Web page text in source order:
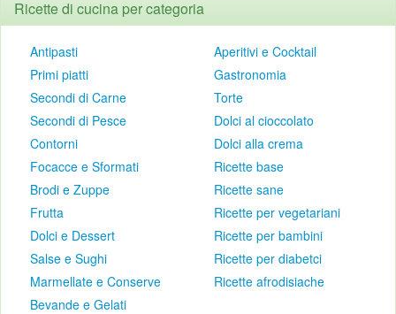
Ricette di cucina per categoria
Antipasti
Primi piatti
Secondi di Carne
Secondi di Pesce
Contorni
Focacce e Sformati
Brodi e Zuppe
Frutta
Dolci e Dessert
Salse e Sughi
Marmellate e Conserve
Bevande e Gelati
Aperitivi e Cocktail
Gastronomia
Torte
Dolci al cioccolato
Dolci alla crema
Ricette base
Ricette sane
Ricette per vegetariani
Ricette per bambini
Ricette per diabetci
Ricette afrodisiache